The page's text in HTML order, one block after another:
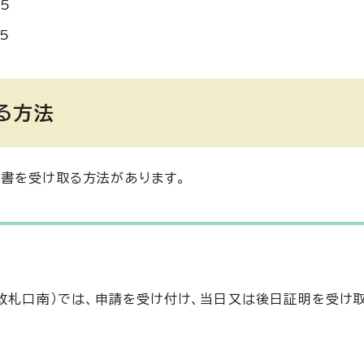
方法
を受け取る方法があります。
口南）では、申請を受け付け、当日又は後日証明を受け